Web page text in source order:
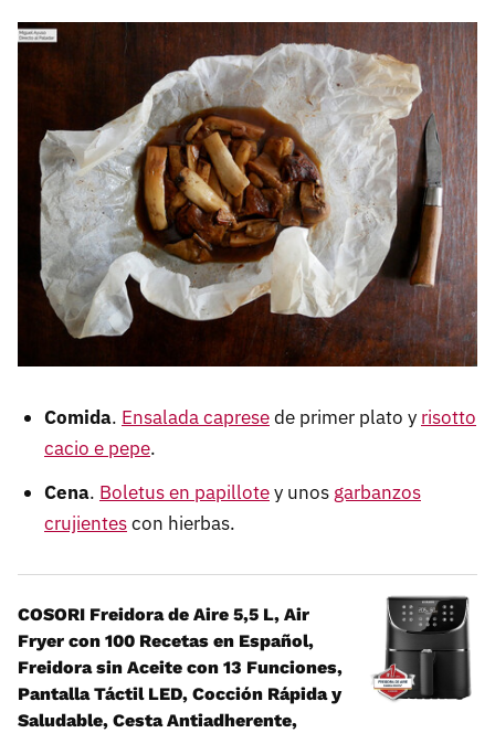
Comida. Ensalada capresede primer plato y risotto
cacio e pepe.
Cena. Boletus en papillotey unosgarbanzos
crujientescon hierbas.
COSORI Freidora de Aire 5,5 L, Air
Fryer con 100 Recetas en Español,
Freidora sin Aceite con 13 Funciones,
Pantalla Táctil LED, Cocción Rápida y
Saludable, Cesta Antiadherente,